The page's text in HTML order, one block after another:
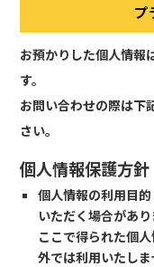
プ
お預かりした個人情報
す。
お問い合わせの際は下
さい。
個人情報保護方針
個人情報の利用目
いただく場合があり
ここで得られた個
外では利用いたしま